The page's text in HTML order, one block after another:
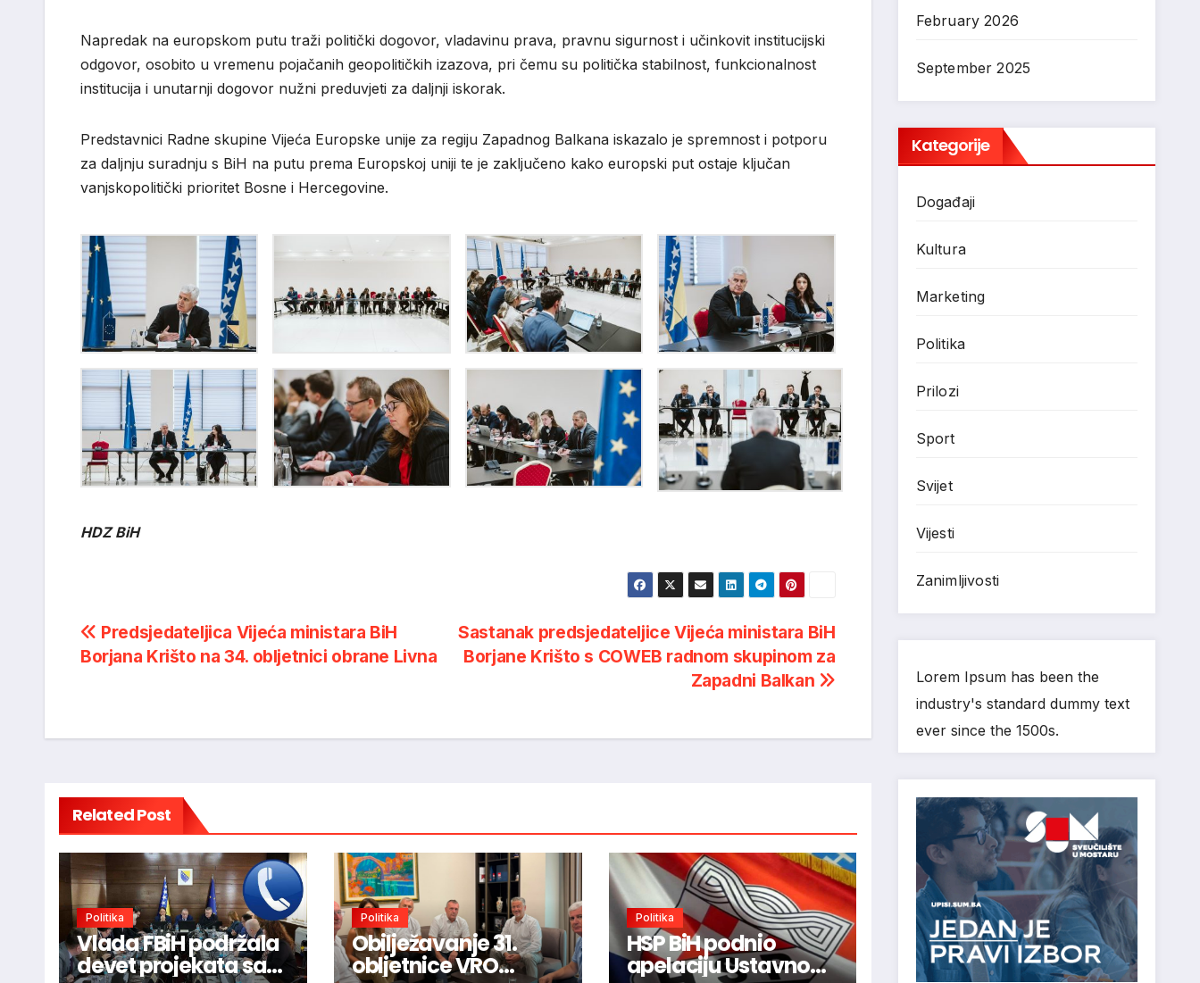
Napredak na europskom putu traži politički dogovor, vladavinu prava, pravnu sigurnost i učinkovit institucijski
odgovor, osobito u vremenu pojačanih geopolitičkih izazova, pri čemu su politička stabilnost, funkcionalnost
institucija i unutarnji dogovor nužni preduvjeti za daljnji iskorak.
Predstavnici Radne skupine Vijeća Europske unije za regiju Zapadnog Balkana iskazalo je spremnost i potporu
za daljnju suradnju s BiH na putu prema Europskoj uniji te je zaključeno kako europski put ostaje ključan
vanjskopolitički prioritet Bosne i Hercegovine.
HDZ BiH
Post
navigation
Sastanak predsjedateljice Vijeća ministara BiH
Borjane Krišto s COWEB radnom skupinom za
Zapadni Balkan
Predsjedateljica Vijeća ministara BiH
Borjana Krišto na 34. obljetnici obrane Livna
Related Post
Politika
Vlada FBiH podržala
devet projekata sa
Politika
Obilježavanje 31.
obljetnice VRO
Politika
HSP BiH podnio
apelaciju Ustavnom
February 2026
September 2025
Kategorije
Događaji
Kultura
Marketing
Politika
Prilozi
Sport
Svijet
Vijesti
Zanimljivosti
Lorem Ipsum has been the
industry's standard dummy text
ever since the 1500s.